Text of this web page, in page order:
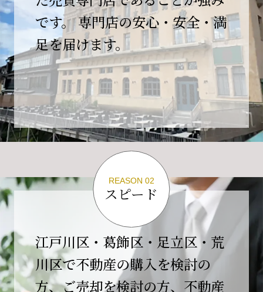
誠に勝手ながら、弊社開業10周年イベント開催
の為、
４月２６日(日)は臨時休業とさせていただきま
す。
これもひとえに皆様のご支援の賜物と、心より感謝申し上
げます。
ご不便をおかけしますが、何卒よろしくお願い
いたします。
翌日より通常営業いたします。
【開業10周年のご挨拶】
平素より格別のご高配を賜り、誠にありがとう
ございます。
おかげさまで当社は、2026年2月1日をもちまし
て開業10周年を迎えることができました。
です。 専門店の安心・安全・満
足を届けます。
REASON 02
スピード
江戸川区・葛飾区・足立区・荒
川区で不動産の購入を検討の
方、ご売却を検討の方、不動産